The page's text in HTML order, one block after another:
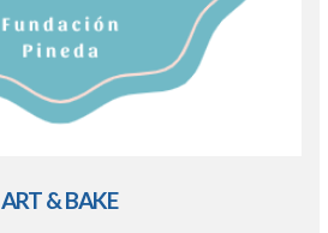
ART & BAKE